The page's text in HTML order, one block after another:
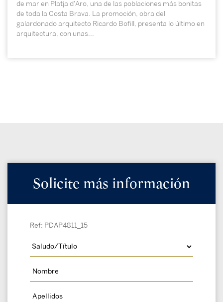
de mar en Platja d'Aro, una de las poblaciones más bonitas
de toda la Costa Brava. La promoción, obra del
galardonado arquitecto Ricardo Bofill, presenta lo último en
arquitectura, con unas...
Solicite más información
Ref: PDAP4811_15